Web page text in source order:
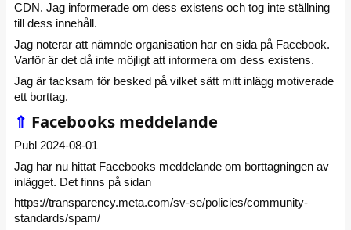
CDN. Jag informerade om dess existens och tog inte ställning
till dess innehåll.
Jag noterar att nämnde organisation har en sida på Facebook.
Varför är det då inte möjligt att informera om dess existens.
Jag är tacksam för besked på vilket sätt mitt inlägg motiverade
ett borttag.
⇑ Facebooks meddelande
Publ 2024-08-01
Jag har nu hittat Facebooks meddelande om borttagningen av
inlägget. Det finns på sidan
https://transparency.meta.com/sv-se/policies/community-
standards/spam/